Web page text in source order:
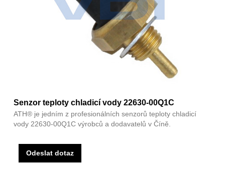
Senzor teploty chladicí vody 22630-00Q1C
ATH® je jedním z profesionálních senzorů teploty chladicí
vody 22630-00Q1C výrobců a dodavatelů v Číně.
Odeslat dotaz